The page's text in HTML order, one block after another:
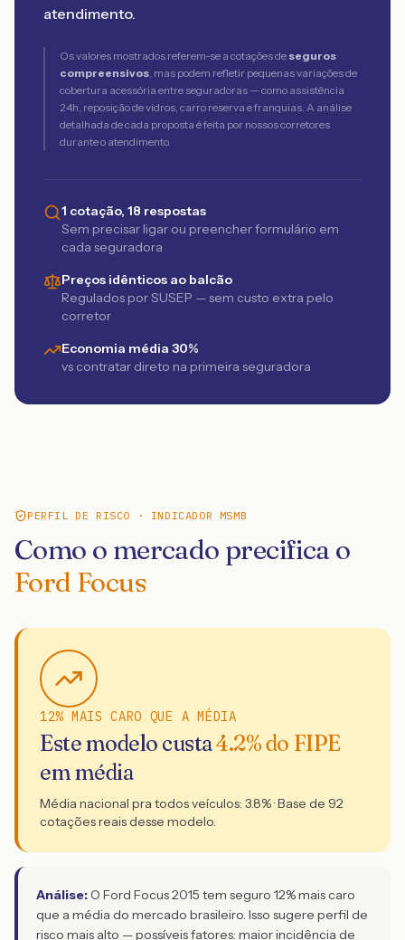
atendimento.
Os valores mostrados referem-se a cotações de seguros
compreensivos, mas podem refletir pequenas variações de
cobertura acessória entre seguradoras — como assistência
24h, reposição de vidros, carro reserva e franquias. A análise
detalhada de cada proposta é feita por nossos corretores
durante o atendimento.
1 cotação, 18 respostas
Sem precisar ligar ou preencher formulário em
cada seguradora
Preços idênticos ao balcão
Regulados por SUSEP — sem custo extra pelo
corretor
Economia média 30%
vs contratar direto na primeira seguradora
PERFIL DE RISCO · INDICADOR MSMB
Como o mercado precifica o
Ford Focus
12% MAIS CARO QUE A MÉDIA
Este modelo custa4.2% do FIPE
em média
Média nacional pra todos veículos: 3.8% · Base de 92
cotações reais desse modelo.
Análise: O Ford Focus 2015 tem seguro 12% mais caro
que a média do mercado brasileiro. Isso sugere perfil de
risco mais alto — possíveis fatores: maior incidência de